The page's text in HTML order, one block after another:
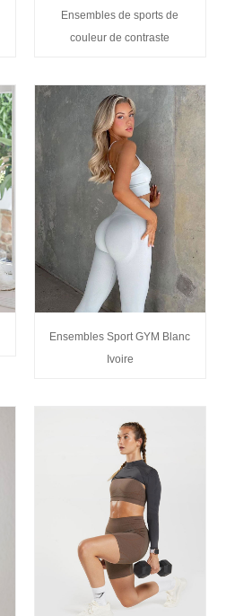
Ensembles de sports de
couleur de contraste
Ensembles Sport GYM Blanc
Ivoire